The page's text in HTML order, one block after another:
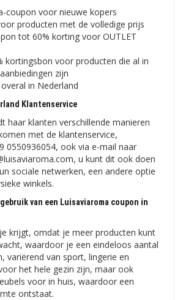
coupon voor nieuwe kopers
producten met de volledige prijs
tot 60% korting voor OUTLET
kortingsbon voor producten die al in
zijn
in Nederland
Klantenservice
haar klanten verschillende manieren
met de klantenservice,
0550936054, ook via e-mail naar
u kunt dit ook doen
sociale netwerken, een andere optie
winkels.
van een Luisaviaroma coupon in
krijgt, omdat je meer producten kunt
waardoor je een eindeloos aantal
variërend van sport, lingerie en
het hele gezin zijn, maar ook
voor in huis, waardoor een
ontstaat.